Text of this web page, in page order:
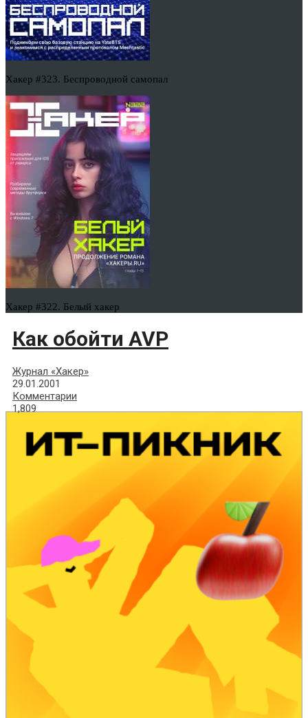
Хакер #323. Беспроводной самопал
Хакер #322. Белый хакер
Как обойти AVP
Журнал «Хакер»
29.01.2001
Комментарии
1,809